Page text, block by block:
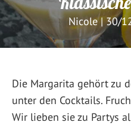
Nicole| 30/
Die Margarita gehört zu
unter den Cocktails.
Wir lieben sie zu Partys